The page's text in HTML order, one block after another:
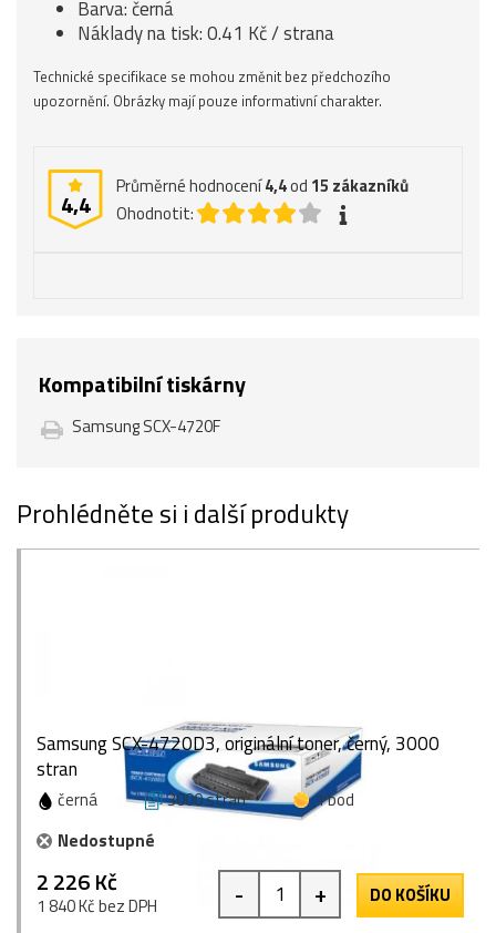
Barva: černá
Náklady na tisk: 0.41 Kč / strana
Technické specifikace se mohou změnit bez předchozího
upozornění. Obrázky mají pouze informativní charakter.
4,4
Průměrné hodnocení4,4od 15 zákazníků
Ohodnotit:
Kompatibilní tiskárny
Samsung SCX-4720F
Prohlédněte si i další produkty
Samsung SCX-4720D3, originální toner, černý, 3000
stran
černá 3000 stran
1 bod
Nedostupné
2 226 Kč
1 840 Kč bez DPH - + DO KOŠÍKU